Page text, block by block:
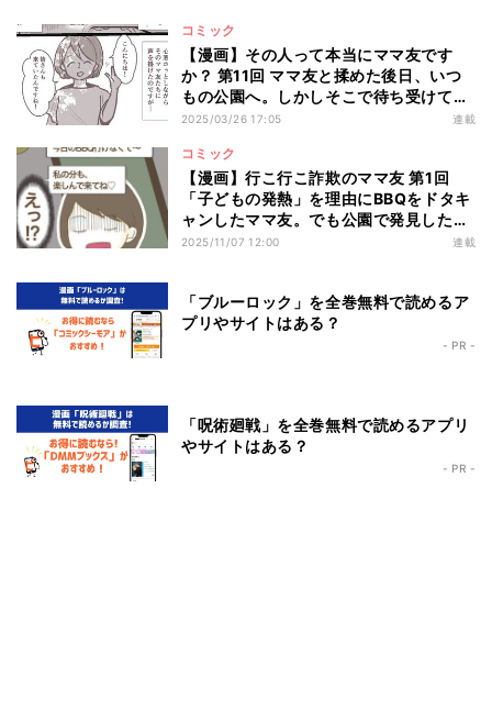
コミック
【漫画】その人って本当にママ友です
か？ 第11回 ママ友と揉めた後日、いつ
もの公園へ。しかしそこで待ち受けてい
たのは――?
2025/03/26 17:05 連載
コミック
【漫画】行こ行こ詐欺のママ友 第1回
「子どもの発熱」を理由にBBQをドタキ
ャンしたママ友。でも公園で発見したの
は…!?
2025/11/07 12:00 連載
「ブルーロック」を全巻無料で読めるア
プリやサイトはある？
- PR -
「呪術廻戦」を全巻無料で読めるアプリ
やサイトはある？
- PR -